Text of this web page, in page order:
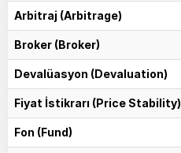
Arbitraj (Arbitrage)
Broker (Broker)
Devalüasyon (Devaluation)
Fiyat İstikrarı (Price Stability)
Fon (Fund)